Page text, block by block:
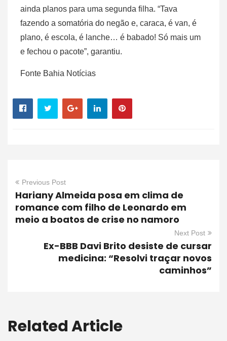
ainda planos para uma segunda filha. “Tava
fazendo a somatória do negão e, caraca, é van, é
plano, é escola, é lanche… é babado! Só mais um
e fechou o pacote”, garantiu.
Fonte Bahia Notícias
Previous Post
Hariany Almeida posa em clima de
romance com filho de Leonardo em
meio a boatos de crise no namoro
Next Post
Ex-BBB Davi Brito desiste de cursar
medicina: “Resolvi traçar novos
caminhos”
Related Article